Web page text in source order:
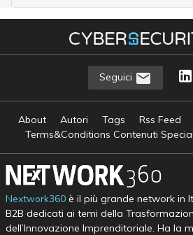
Seguici
About Autori Tags Rss Feed
Terms&Conditions Contenuti
Nextwork360è il più grande network in
B2B dedicati ai temi della
dell’Innovazione Imprenditoriale. Ha la